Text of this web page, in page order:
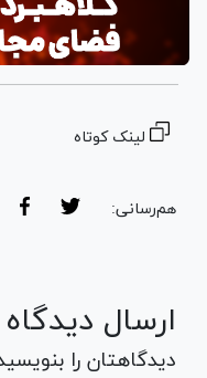
لینک کوتاه
هم‌رسانی:
ارسال دیدگاه
دیدگاهتان را